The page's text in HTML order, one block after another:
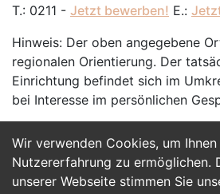
Wir verwenden Cookies, um
Nutzererfahrung zu ermöglichen.
unserer Webseite stimmen Sie
T.: 0211 - Jetzt bewerben! E.:
Hinweis: Der oben angegebene
regionalen Orientierung. Der
Einrichtung befindet sich im
bei Interesse im persönlichen
Jetzt